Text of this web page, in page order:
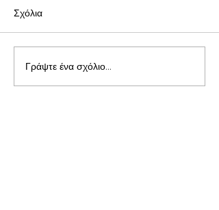
Σχόλια
Γράψτε ένα σχόλιο...